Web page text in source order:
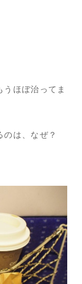
ほぼ治ってま
は、なぜ？